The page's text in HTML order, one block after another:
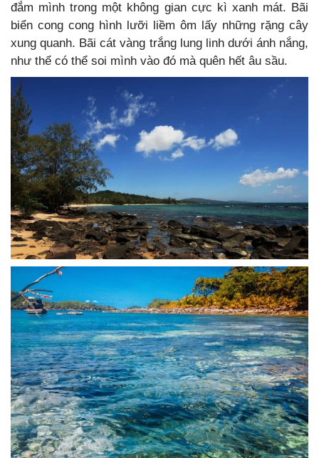
đắm mình trong một không gian cực kì xanh mát. Bãi
biển cong cong hình lưỡi liềm ôm lấy những rặng cây
xung quanh. Bãi cát vàng trắng lung linh dưới ánh nắng,
như thể có thể soi mình vào đó mà quên hết âu sầu.